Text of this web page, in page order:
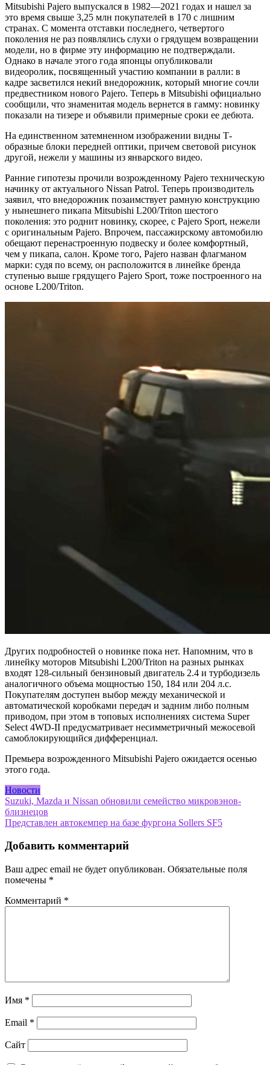
Mitsubishi Pajero выпускался в 1982—2021 годах и нашел за
это время свыше 3,25 млн покупателей в 170 с лишним
странах. С момента отставки последнего, четвертого
поколения не раз появлялись слухи о грядущем возвращении
модели, но в фирме эту информацию не подтверждали.
Однако в начале этого года японцы опубликовали
видеоролик, посвященный участию компании в ралли: в
кадре засветился некий внедорожник, который многие сочли
предвестником нового Pajero. Теперь в Mitsubishi официально
сообщили, что знаменитая модель вернется в гамму: новинку
показали на тизере и объявили примерные сроки ее дебюта.
На единственном затемненном изображении видны Т-
образные блоки передней оптики, причем световой рисунок
другой, нежели у машины из январского видео.
Ранние гипотезы прочили возрожденному Pajero техническую
начинку от актуального Nissan Patrol. Теперь производитель
заявил, что внедорожник позаимствует рамную конструкцию
у нынешнего пикапа Mitsubishi L200/Triton шестого
поколения: это роднит новинку, cкорее, с Pajero Sport, нежели
с оригинальным Pajero. Впрочем, пассажирскому автомобилю
обещают перенастроенную подвеску и более комфортный,
чем у пикапа, салон. Кроме того, Pajero назван флагманом
марки: судя по всему, он расположится в линейке бренда
ступенью выше грядущего Pajero Sport, тоже построенного на
основе L200/Triton.
Других подробностей о новинке пока нет. Напомним, что в
линейку моторов Mitsubishi L200/Triton на разных рынках
входят 128-сильный бензиновый двигатель 2.4 и турбодизель
аналогичного объема мощностью 150, 184 или 204 л.с.
Покупателям доступен выбор между механической и
автоматической коробками передач и задним либо полным
приводом, при этом в топовых исполнениях система Super
Select 4WD-II предусматривает несимметричный межосевой
самоблокирующийся дифференциал.
Премьера возрожденного Mitsubishi Pajero ожидается осенью
этого года.
Новости
Навигация
по
Suzuki, Mazda и Nissan обновили семейство микровэнов-
близнецов
Представлен автокемпер на базе фургона Sollers SF5
Добавить комментарий
Ваш адрес email не будет опубликован. Обязательные поля
помечены *
Комментарий *
Имя *
Email *
Сайт